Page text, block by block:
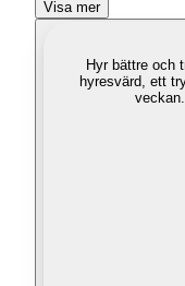
Visa mer
Hyr bättre och
hyresvärd, ett